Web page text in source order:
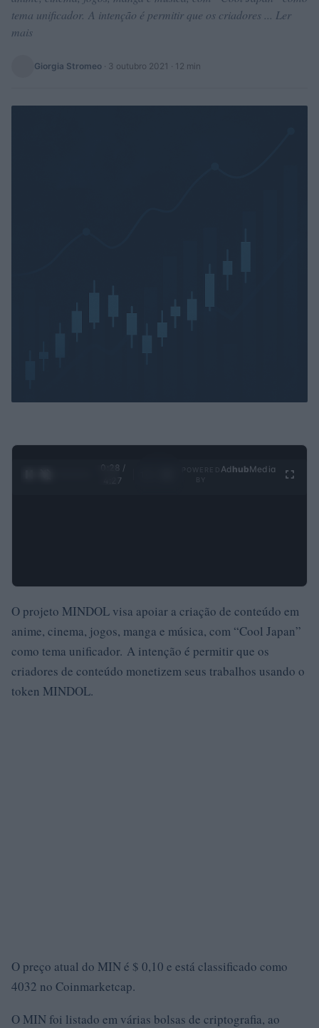
tema unificador. A intenção é permitir que os criadores ... Ler
mais
Giorgia Stromeo · 3 outubro 2021 · 12 min
0:30 /
4:27
Ad hubMedia
O projeto MINDOL visa apoiar a criação de conteúdo em
anime, cinema, jogos, manga e música, com “Cool Japan”
como tema unificador. A intenção é permitir que os
criadores de conteúdo monetizem seus trabalhos usando o
token MINDOL.
O preço atual do MIN é $ 0,10 e está classificado como
4032 no Coinmarketcap.
O MIN foi listado em várias bolsas de criptografia, ao